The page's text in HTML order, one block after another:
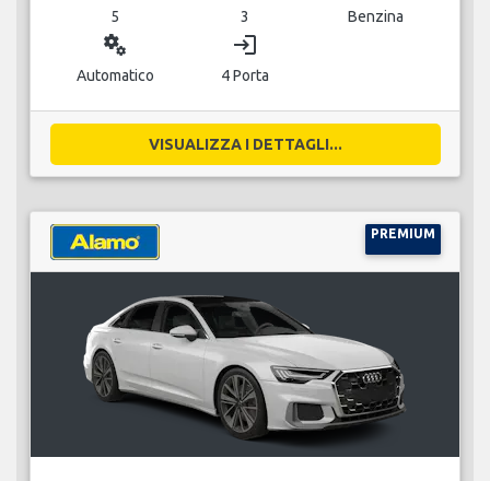
5 3 Benzina
miscellaneous_services
Automatico
login
4 Porta
VISUALIZZA I DETTAGLI...
PREMIUM